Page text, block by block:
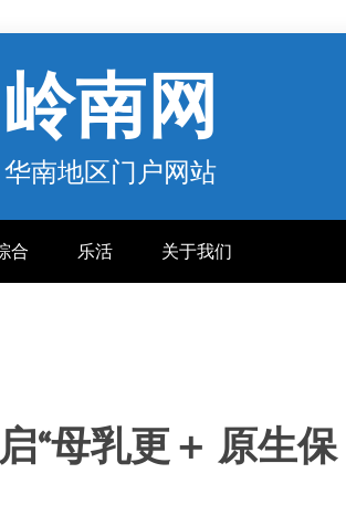
岭南网
华南地区门户网站
合 乐活 关于我们
“母乳更＋ 原生保